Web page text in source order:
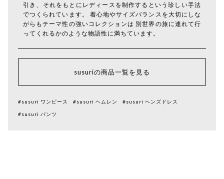
引き、それをもとにレディースを制作するという珍しい手法
でつくられています。 着心地やサイズバランスを大切にしな
がらもテーマ性の強いコレクションは 別世界の旅に連れて行
ってくれるかのような物語性に満ちています。
susuriの商品一覧を見る
#susuri ワンピース #susuri ヘムレン #susuri ヘンズドレス
#susuri パンツ